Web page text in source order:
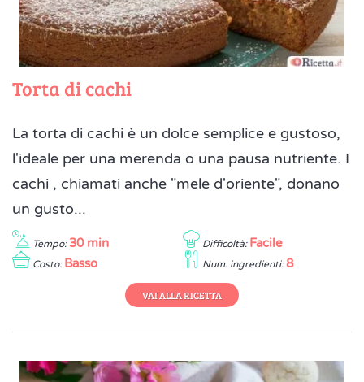
Torta di cachi
La torta di cachi è un dolce semplice e gustoso,
l'ideale per una merenda o una pausa nutriente. I
cachi , chiamati anche "mele d'oriente", donano
un gusto...
Tempo: 30 min Difficoltà: Facile
Costo: Basso Num. ingredienti: 8
VAI ALLA RICETTA